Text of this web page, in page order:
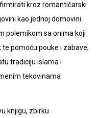
kroz romantičarski
kao jednoj domovini.
polemikom sa onima koji
pomoću pouke i zabave,
tradiciju islama i
tekovinama
knjigu, zbirku